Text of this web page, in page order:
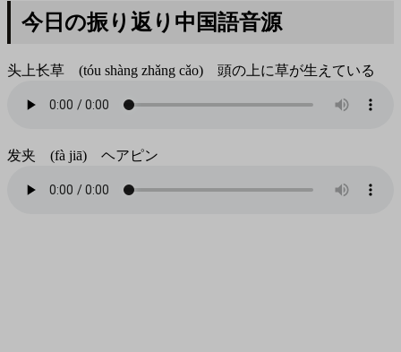
今日の振り返り中国語音源
头上长草 (tóu shàng zhǎng cǎo) 頭の上に草が生えている
发夹 (fà jiā) ヘアピン